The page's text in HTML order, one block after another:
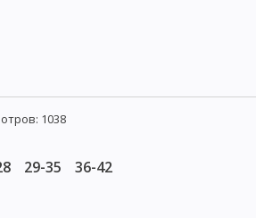
1038
29-35 36-42